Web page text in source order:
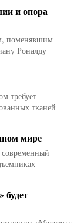
и опора
поменявшим
Роналду
требует
тканей
мире
будет